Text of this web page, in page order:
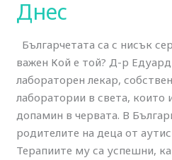
Днес
Българчетата са с нисък
важен Кой е той? Д-р
лабораторен лекар,
лаборатории в света, които
допамин в червата. В
родителите на деца от
Терапиите му са успешни,